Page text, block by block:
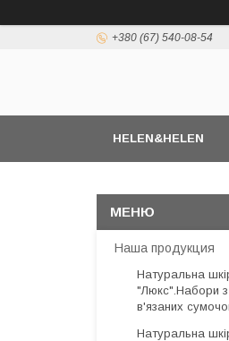
+380 (67) 540-08-54
HELEN&HELEN
Наша продукция
Натуральна
"Люкс".Набори
в'язаних
Натуральна